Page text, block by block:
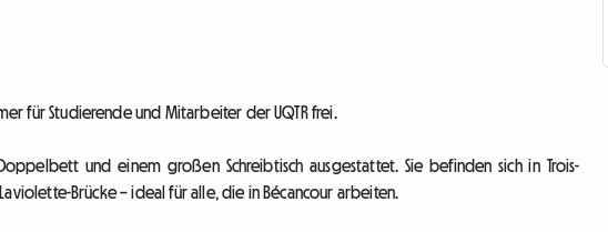
für Studierende und Mitarbeiter der UQTR frei.
und einem großen Schreibtisch ausgestattet. Sie befinden sich in Trois-
Brücke – ideal für alle, die in Bécancour arbeiten.